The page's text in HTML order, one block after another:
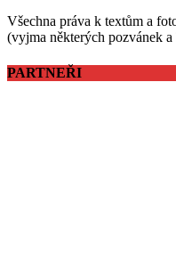
Všechna práva k textům a
(vyjma některých pozvánek
PARTNEŘI